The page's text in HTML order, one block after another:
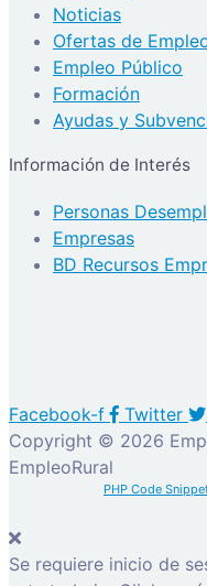
Noticias
Ofertas de
Empleo Público
Formación
Ayudas y
Información de Interés
Personas
Empresas
BD Recursos
Facebook-f Twitter
Copyright © 2026
EmpleoRural
PHP Code
Se requiere inicio de